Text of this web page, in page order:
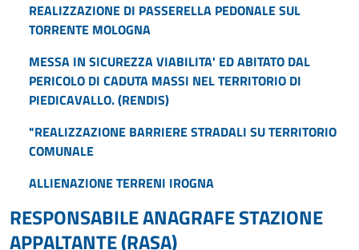
REALIZZAZIONE DI PASSERELLA PEDONALE SUL
TORRENTE MOLOGNA
MESSA IN SICUREZZA VIABILITA' ED ABITATO DAL
PERICOLO DI CADUTA MASSI NEL TERRITORIO DI
PIEDICAVALLO. (RENDIS)
"REALIZZAZIONE BARRIERE STRADALI SU TERRITORIO
COMUNALE
ALLIENAZIONE TERRENI IROGNA
RESPONSABILE ANAGRAFE STAZIONE
APPALTANTE (RASA)